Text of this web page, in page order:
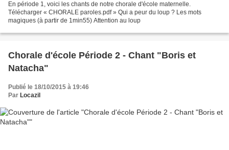
En période 1, voici les chants de notre chorale d'école maternelle.
Télécharger « CHORALE paroles.pdf » Qui a peur du loup ? Les mots
magiques (à partir de 1min55) Attention au loup
Chorale d'école Période 2 - Chant "Boris et
Natacha"
Publié le 18/10/2015 à 19:46
Par Locazil